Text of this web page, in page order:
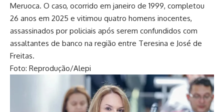
Meruoca. O caso, ocorrido em janeiro de 1999, completou
26 anos em 2025 e vitimou quatro homens inocentes,
assassinados por policiais após serem confundidos com
assaltantes de banco na região entre Teresina e José de
Freitas.
Foto: Reprodução/Alepi